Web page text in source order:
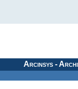
Arcinsys -